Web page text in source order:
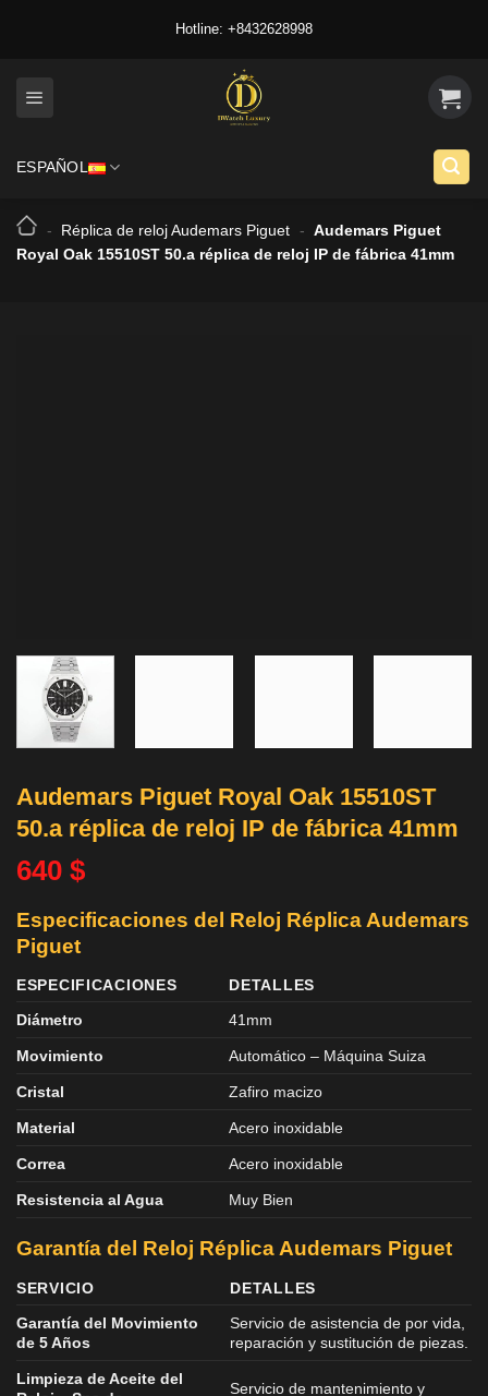
Hotline: +8432628998
ESPAÑOL
- Réplica de reloj Audemars Piguet - Audemars Piguet
Royal Oak 15510ST 50.a réplica de reloj IP de fábrica 41mm
Audemars Piguet Royal Oak 15510ST
50.a réplica de reloj IP de fábrica 41mm
640 $
Especificaciones del Reloj Réplica Audemars
Piguet
ESPECIFICACIONES
DETALLES
Diámetro
41mm
Movimiento Automático – Máquina Suiza
Cristal Zafiro macizo
Material Acero inoxidable
Correa Acero inoxidable
Resistencia al Agua Muy Bien
Garantía del Reloj Réplica Audemars Piguet
SERVICIO
DETALLES
Garantía del Movimiento
de 5 Años
Servicio de asistencia de por vida,
reparación y sustitución de piezas.
Limpieza de Aceite del
Servicio de mantenimiento y